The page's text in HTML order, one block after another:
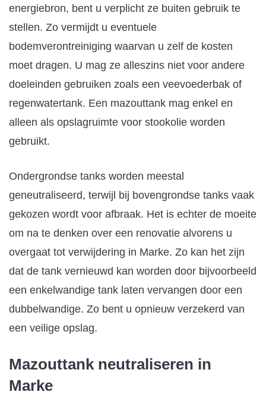
energiebron, bent u verplicht ze buiten gebruik te
stellen. Zo vermijdt u eventuele
bodemverontreiniging waarvan u zelf de kosten
moet dragen. U mag ze alleszins niet voor andere
doeleinden gebruiken zoals een veevoederbak of
regenwatertank. Een mazouttank mag enkel en
alleen als opslagruimte voor stookolie worden
gebruikt.
Ondergrondse tanks worden meestal
geneutraliseerd, terwijl bij bovengrondse tanks vaak
gekozen wordt voor afbraak. Het is echter de moeite
om na te denken over een renovatie alvorens u
overgaat tot verwijdering in Marke. Zo kan het zijn
dat de tank vernieuwd kan worden door bijvoorbeeld
een enkelwandige tank laten vervangen door een
dubbelwandige. Zo bent u opnieuw verzekerd van
een veilige opslag.
Mazouttank neutraliseren in
Marke